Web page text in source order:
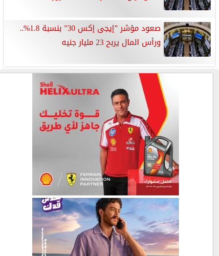
صعود مؤشر ”إيجى إكس 30” بنسبة 1.8%..
ورأس المال يربح 23 مليار جنيه